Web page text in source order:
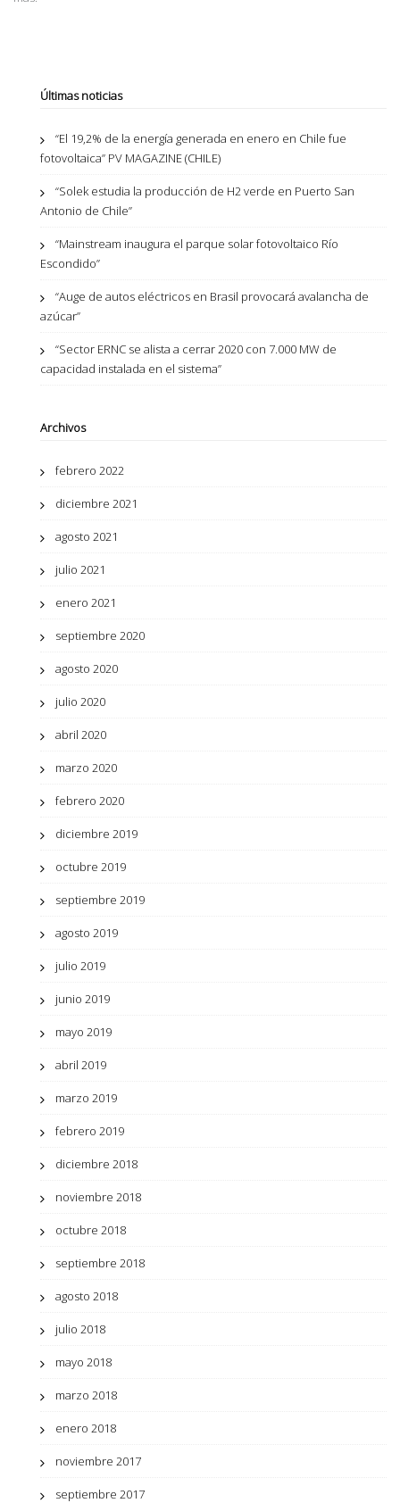
Últimas noticias
“El 19,2% de la energía generada en enero en Chile fue
fotovoltaica” PV MAGAZINE (CHILE)
“Solek estudia la producción de H2 verde en Puerto San
Antonio de Chile”
“Mainstream inaugura el parque solar fotovoltaico Río
Escondido”
“Auge de autos eléctricos en Brasil provocará avalancha de
azúcar”
“Sector ERNC se alista a cerrar 2020 con 7.000 MW de
capacidad instalada en el sistema”
Archivos
febrero 2022
diciembre 2021
agosto 2021
julio 2021
enero 2021
septiembre 2020
agosto 2020
julio 2020
abril 2020
marzo 2020
febrero 2020
diciembre 2019
octubre 2019
septiembre 2019
agosto 2019
julio 2019
junio 2019
mayo 2019
abril 2019
marzo 2019
febrero 2019
diciembre 2018
noviembre 2018
octubre 2018
septiembre 2018
agosto 2018
julio 2018
mayo 2018
marzo 2018
enero 2018
noviembre 2017
septiembre 2017